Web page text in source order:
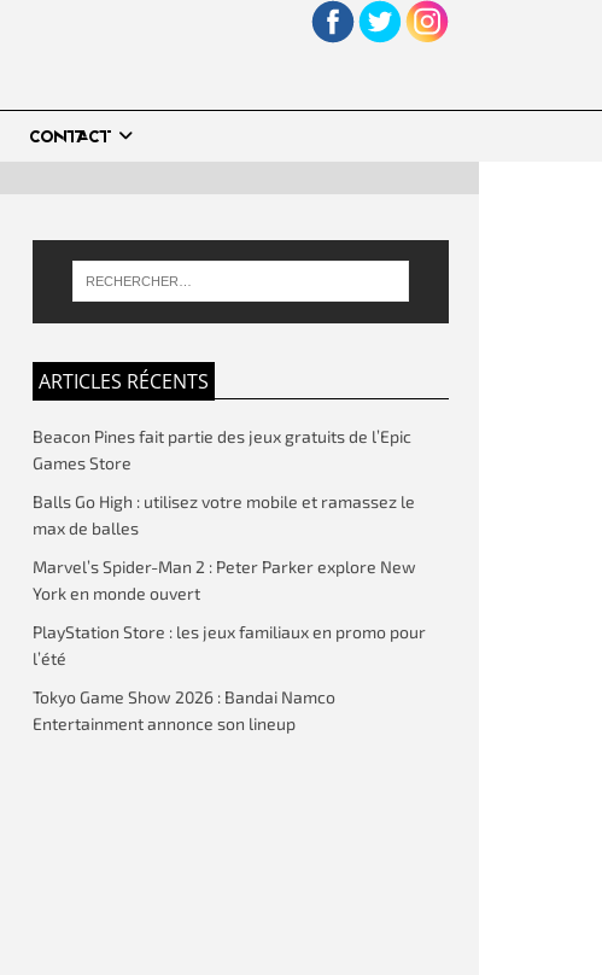
CONTACT
ARTICLES RÉCENTS
Beacon Pines fait partie des jeux gratuits de l’Epic
Games Store
Balls Go High : utilisez votre mobile et ramassez le
max de balles
Marvel’s Spider-Man 2 : Peter Parker explore New
York en monde ouvert
PlayStation Store : les jeux familiaux en promo pour
l’été
Tokyo Game Show 2026 : Bandai Namco
Entertainment annonce son lineup